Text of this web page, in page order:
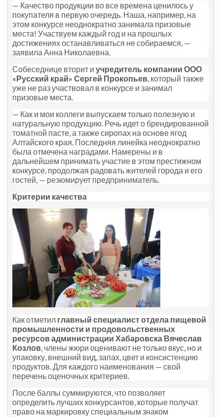
— Качество продукции во все времена ценилось у
покупателя в первую очередь. Наша, например, на
этом конкурсе неоднократно занимала призовые
места! Участвуем каждый год и на прошлых
достижениях останавливаться не собираемся, —
заявила Анна Николаевна.
Собеседнице вторит и учредитель компании ООО
«Русский край» Сергей Прокопьев, который также
уже не раз участвовал в конкурсе и занимал
призовые места.
— Как и мои коллеги выпускаем только полезную и
натуральную продукцию. Речь идет о брендированной
томатной пасте, а также сиропах на основе ягод
Алтайского края. Последняя линейка неоднократно
была отмечена наградами. Намерены и в
дальнейшем принимать участие в этом престижном
конкурсе, продолжая радовать жителей города и его
гостей, — резюмирует предприниматель.
Критерии качества
Как отметил главный специалист отдела пищевой
промышленности и продовольственных
ресурсов администрации Хабаровска Вячеслав
Козлов, члены жюри оценивают не только вкус, но и
упаковку, внешний вид, запах, цвет и консистенцию
продуктов. Для каждого наименования — свой
перечень оценочных критериев.
После баллы суммируются, что позволяет
определить лучших конкурсантов, которые получат
право на маркировку специальным знаком